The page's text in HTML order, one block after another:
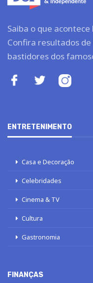
Saiba o que
Confira resultados
bastidores dos
ENTRETENIMENTO
Casa e Decoração
Celebridades
Cinema & TV
Cultura
Gastronomia
FINANÇAS